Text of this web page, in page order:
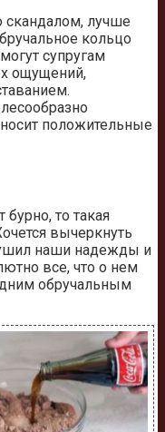
скандалом, лучше
кольцо
супругам
ощущений,
положительные
бурно, то такая
вычеркнуть
наши надежды и
все, что о нем
обручальным